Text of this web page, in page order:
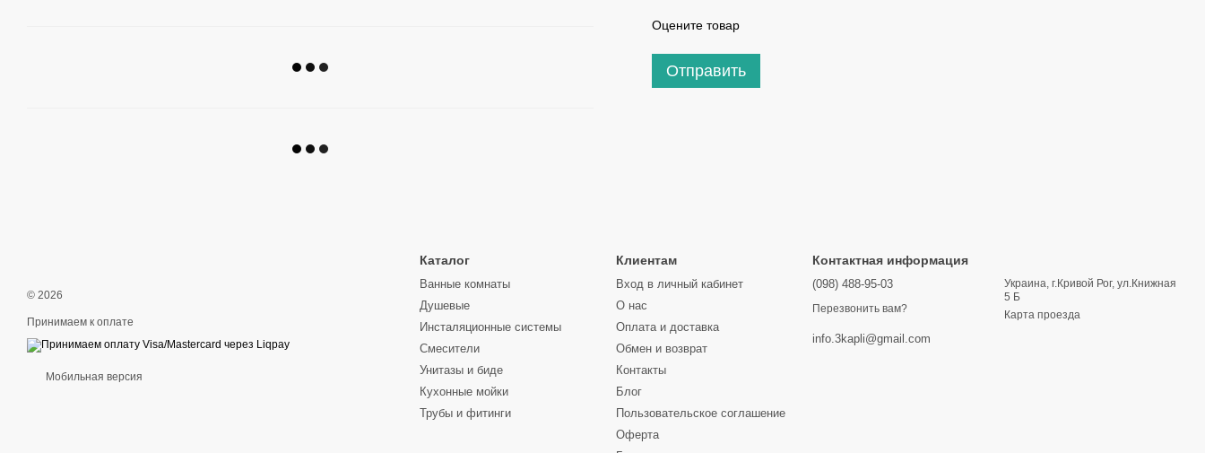
Оцените товар
Отправить
© 2026
Принимаем к оплате
Мобильная версия
Каталог
Ванные комнаты
Душевые
Инсталяционные системы
Смесители
Унитазы и биде
Кухонные мойки
Трубы и фитинги
Клиентам
Вход в личный кабинет
О нас
Оплата и доставка
Обмен и возврат
Контакты
Блог
Пользовательское соглашение
Оферта
Контактная информация
(098) 488-95-03
Перезвонить вам?
info.3kapli@gmail.com
Украина, г.Кривой Рог, ул.Книжная
5 Б
Карта проезда